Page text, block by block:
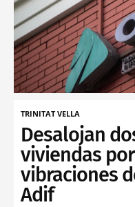
TRINITAT VELLA
Desalojan
viviendas
vibraciones
Adif